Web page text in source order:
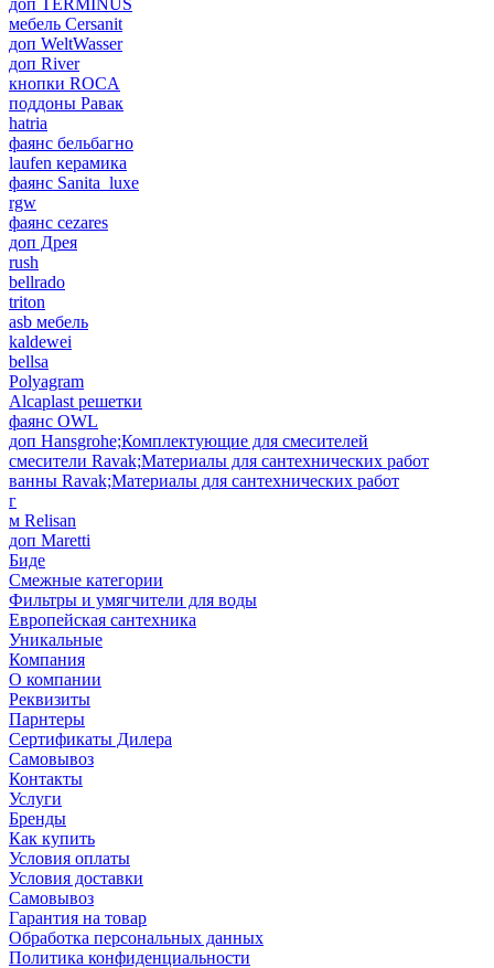
доп TERMINUS
мебель Cersanit
доп WeltWasser
доп River
кнопки ROCA
поддоны Равак
hatria
фаянс бельбагно
laufen керамика
фаянс Sanita_luxe
rgw
фаянс cezares
доп Дрея
rush
bellrado
triton
asb мебель
kaldewei
bellsa
Polyagram
Alcaplast решетки
фаянс OWL
доп Hansgrohe;Комплектующие для смесителей
смесители Ravak;Материалы для сантехнических работ
ванны Ravak;Материалы для сантехнических работ
г
м Relisan
доп Maretti
Биде
Смежные категории
Фильтры и умягчители для воды
Европейская сантехника
Уникальные
Компания
О компании
Реквизиты
Парнтеры
Сертификаты Дилера
Самовывоз
Контакты
Услуги
Бренды
Как купить
Условия оплаты
Условия доставки
Самовывоз
Гарантия на товар
Обработка персональных данных
Политика конфиденциальности